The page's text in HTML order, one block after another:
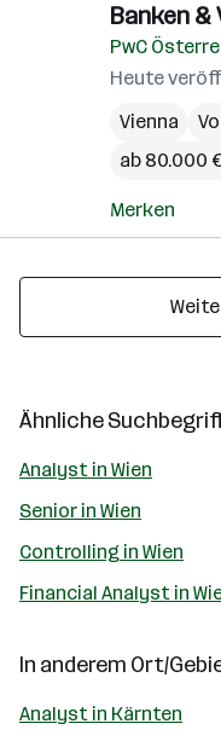
Banken &
PwC
Heute
Vienna
ab 80.000
Merken
Ähnliche
Analyst in Wien
Senior in Wien
Controlling in Wien
Financial Analyst in
In anderem Ort/
Analyst in Kärnten